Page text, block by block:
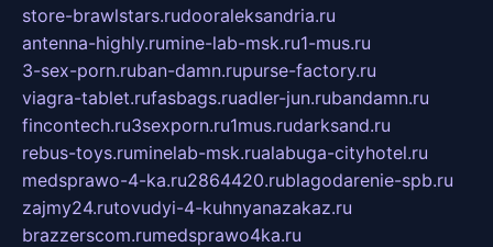
store-brawlstars.rudooraleksandria.ru
antenna-highly.rumine-lab-msk.ru1-mus.ru
3-sex-porn.ruban-damn.rupurse-factory.ru
viagra-tablet.rufasbags.ruadler-jun.rubandamn.ru
fincontech.ru3sexporn.ru1mus.rudarksand.ru
rebus-toys.ruminelab-msk.rualabuga-cityhotel.ru
medsprawo-4-ka.ru2864420.rublagodarenie-spb.ru
zajmy24.rutovudyi-4-kuhnyanazakaz.ru
brazzerscom.rumedsprawo4ka.ru